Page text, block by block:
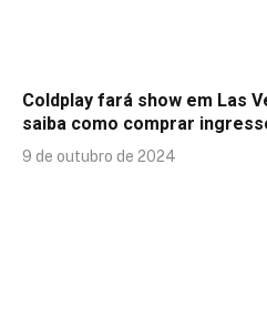
Coldplay fará show em Las
saiba como comprar
9 de outubro de 2024